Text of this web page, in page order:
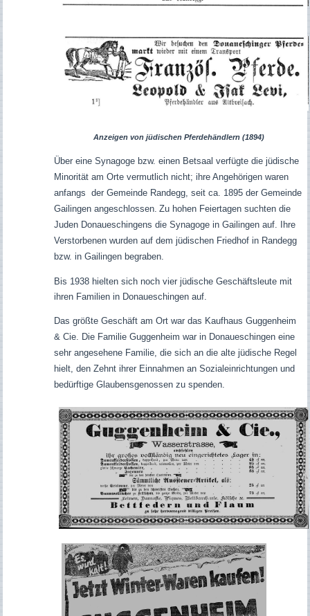
Anzeigen von jüdischen Pferdehändlern (1894)
Über eine Synagoge bzw. einen Betsaal verfügte die jüdische
Minorität am Orte vermutlich nicht; ihre Angehörigen waren
anfangs der Gemeinde Randegg, seit ca. 1895 der Gemeinde
Gailingen angeschlossen. Zu hohen Feiertagen suchten die
Juden Donaueschingens die Synagoge in Gailingen auf. Ihre
Verstorbenen wurden auf dem jüdischen Friedhof in Randegg
bzw. in Gailingen begraben.
Bis 1938 hielten sich noch vier jüdische Geschäftsleute mit
ihren Familien in Donaueschingen auf.
Das größte Geschäft am Ort war das Kaufhaus Guggenheim
& Cie. Die Familie Guggenheim war in Donaueschingen eine
sehr angesehene Familie, die sich an die alte jüdische Regel
hielt, den Zehnt ihrer Einnahmen an Sozialeinrichtungen und
bedürftige Glaubensgenossen zu spenden.